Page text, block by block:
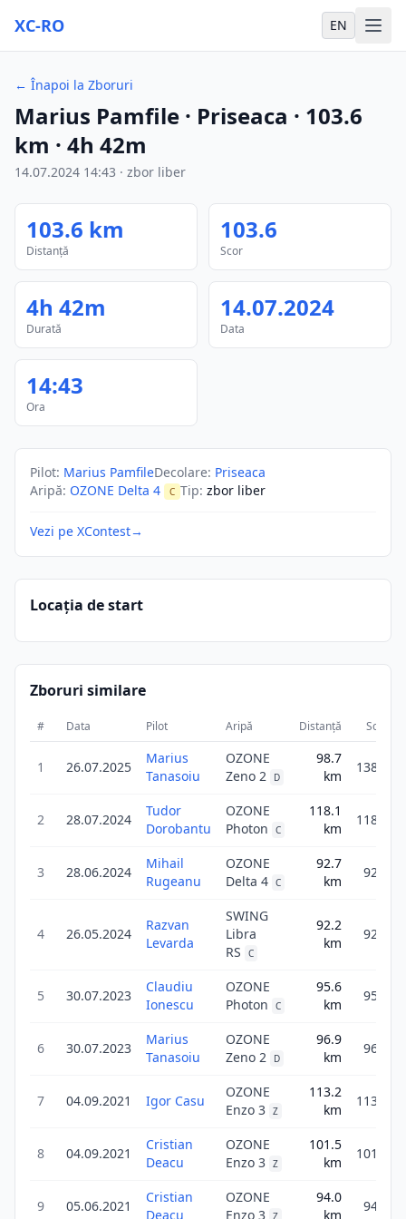
XC-RO EN
← Înapoi la Zboruri
Marius Pamfile · Priseaca · 103.6
km · 4h 42m
14.07.2024 14:43 · zbor liber
103.6 km
Distanță
103.6
Scor
4h 42m
Durată
14.07.2024
Data
14:43
Ora
Pilot: Marius PamfileDecolare: Priseaca
Aripă: OZONE Delta 4 C Tip: zbor liber
Vezi pe XContest→
Locația de start
Zboruri similare
# Data Pilot Aripă Distanță Scor
1 26.07.2025
Marius
Tanasoiu
OZONE
Zeno 2
D
98.7
km
138.1
2 28.07.2024
Tudor
Dorobantu
OZONE
Photon
C
118.1
km
118.1
3 28.06.2024
Mihail
Rugeanu
OZONE
Delta 4 C
92.7
km
92.7
4 26.05.2024
Razvan
Levarda
SWING
Libra
RS
C
92.2
km
92.2
5 30.07.2023
Claudiu
Ionescu
OZONE
Photon
C
95.6
km
95.6
6 30.07.2023
Marius
Tanasoiu
OZONE
Zeno 2
D
96.9
km
96.9
7 04.09.2021 Igor Casu
OZONE
Enzo 3 Z
113.2
km
113.2
8 04.09.2021
Cristian
Deacu
OZONE
Enzo 3 Z
101.5
km
101.5
9 05.06.2021
Cristian
Deacu
OZONE
Enzo 3 Z
94.0
km
94.0